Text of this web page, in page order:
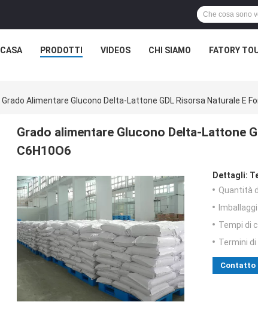
CASA PRODOTTI VIDEOS CHI SIAMO FATORY
Grado Alimentare Glucono Delta-Lattone GDL Risorsa Naturale E
Grado alimentare Glucono Delta-Lattone
C6H10O6
Dettagli:
Quantità
Tempi di
Termini
Contatto